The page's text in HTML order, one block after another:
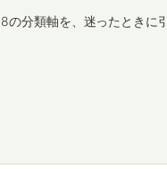
の分類軸を、迷ったとき